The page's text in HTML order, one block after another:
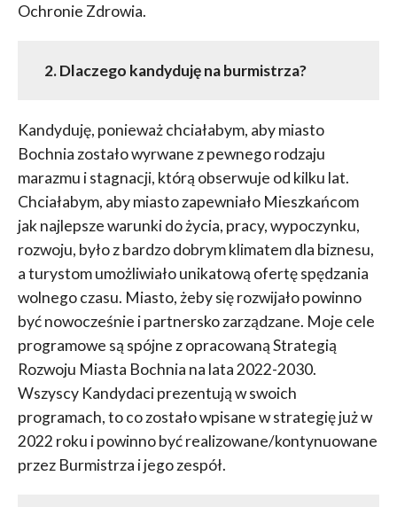
Ochronie Zdrowia.
2. Dlaczego kandyduję na burmistrza?
Kandyduję, ponieważ chciałabym, aby miasto
Bochnia zostało wyrwane z pewnego rodzaju
marazmu i stagnacji, którą obserwuje od kilku lat.
Chciałabym, aby miasto zapewniało Mieszkańcom
jak najlepsze warunki do życia, pracy, wypoczynku,
rozwoju, było z bardzo dobrym klimatem dla biznesu,
a turystom umożliwiało unikatową ofertę spędzania
wolnego czasu. Miasto, żeby się rozwijało powinno
być nowocześnie i partnersko zarządzane. Moje cele
programowe są spójne z opracowaną Strategią
Rozwoju Miasta Bochnia na lata 2022-2030.
Wszyscy Kandydaci prezentują w swoich
programach, to co zostało wpisane w strategię już w
2022 roku i powinno być realizowane/kontynuowane
przez Burmistrza i jego zespół.